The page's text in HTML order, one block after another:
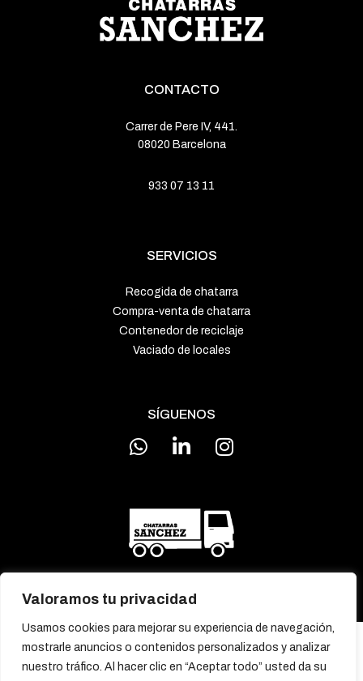
Valoramos tu privacidad
Usamos cookies para mejorar su experiencia de navegación,
mostrarle anuncios o contenidos personalizados y analizar
nuestro tráfico. Al hacer clic en “Aceptar todo” usted da su
CONTACTO
Carrer de Pere IV, 441.
08020 Barcelona
933 07 13 11
SERVICIOS
Recogida de chatarra
Compra-venta de chatarra
Contenedor de reciclaje
Vaciado de locales
SÍGUENOS
MENÚ
Inicio
Nosotros Blog Contacto